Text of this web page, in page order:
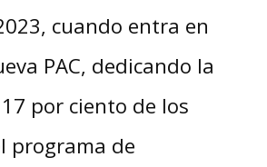
cuando entra en
PAC, dedicando la
por ciento de los
programa de